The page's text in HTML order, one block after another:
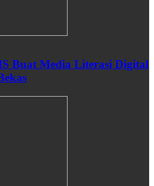
Buat Media Literasi Digital